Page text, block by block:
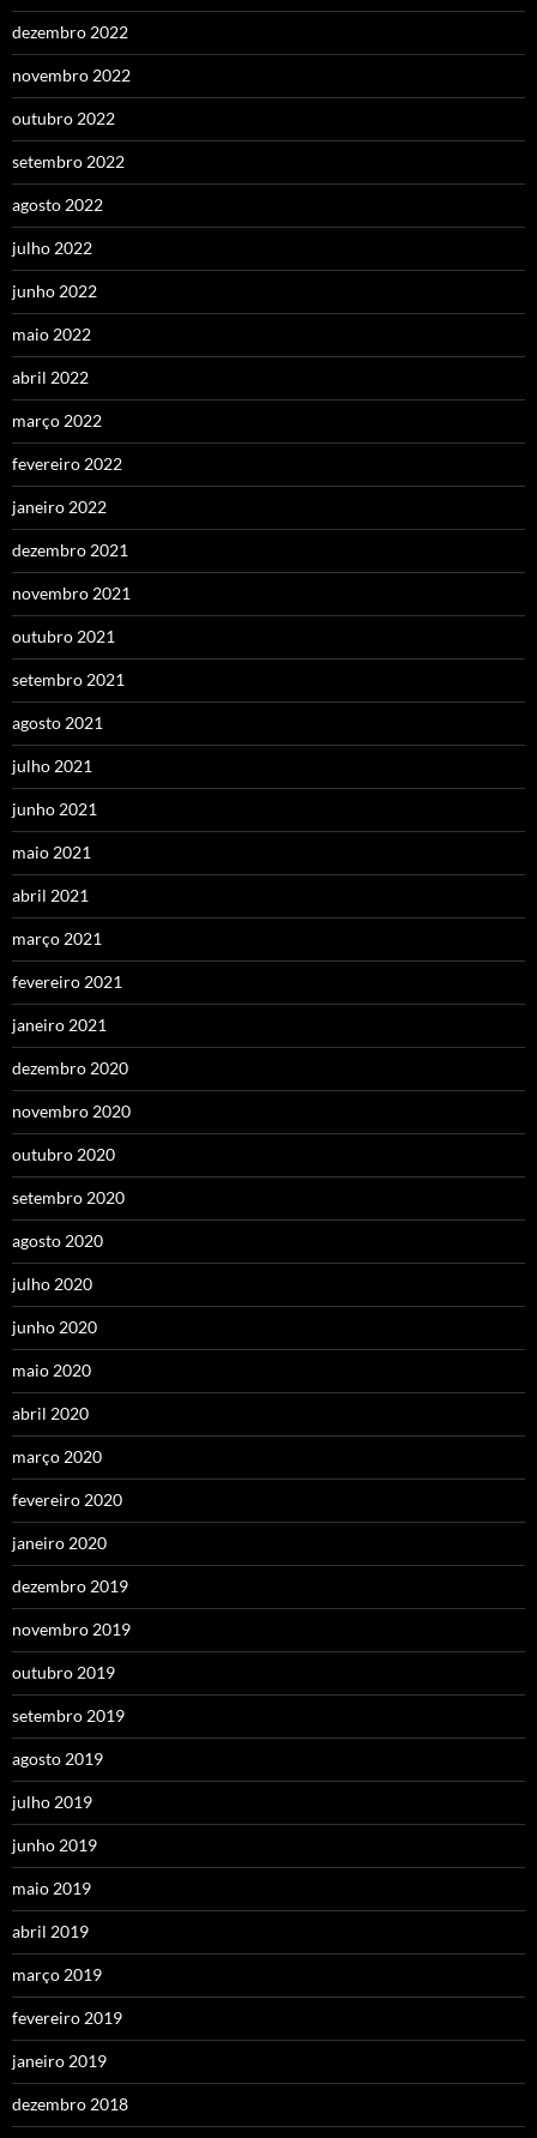
dezembro 2022
novembro 2022
outubro 2022
setembro 2022
agosto 2022
julho 2022
junho 2022
maio 2022
abril 2022
março 2022
fevereiro 2022
janeiro 2022
dezembro 2021
novembro 2021
outubro 2021
setembro 2021
agosto 2021
julho 2021
junho 2021
maio 2021
abril 2021
março 2021
fevereiro 2021
janeiro 2021
dezembro 2020
novembro 2020
outubro 2020
setembro 2020
agosto 2020
julho 2020
junho 2020
maio 2020
abril 2020
março 2020
fevereiro 2020
janeiro 2020
dezembro 2019
novembro 2019
outubro 2019
setembro 2019
agosto 2019
julho 2019
junho 2019
maio 2019
abril 2019
março 2019
fevereiro 2019
janeiro 2019
dezembro 2018